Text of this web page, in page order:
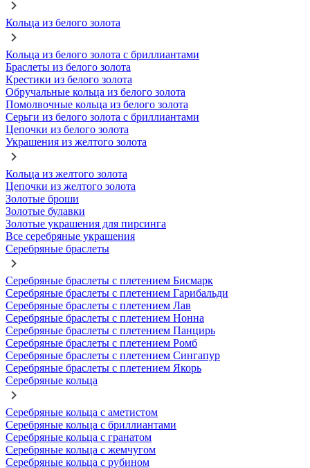
Кольца из белого золота
Кольца из белого золота с бриллиантами
Браслеты из белого золота
Крестики из белого золота
Обручальные кольца из белого золота
Помолвочные кольца из белого золота
Серьги из белого золота с бриллиантами
Цепочки из белого золота
Украшения из желтого золота
Кольца из желтого золота
Цепочки из желтого золота
Золотые броши
Золотые булавки
Золотые украшения для пирсинга
Все серебряные украшения
Серебряные браслеты
Серебряные браслеты с плетением Бисмарк
Серебряные браслеты с плетением Гарибальди
Серебряные браслеты с плетением Лав
Серебряные браслеты с плетением Нонна
Серебряные браслеты с плетением Панцирь
Серебряные браслеты с плетением Ромб
Серебряные браслеты с плетением Сингапур
Серебряные браслеты с плетением Якорь
Серебряные кольца
Серебряные кольца с аметистом
Серебряные кольца с бриллиантами
Серебряные кольца с гранатом
Серебряные кольца с жемчугом
Серебряные кольца с рубином